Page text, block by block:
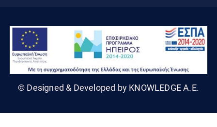
© Designed & Developed by KNOWLEDGE A.E.